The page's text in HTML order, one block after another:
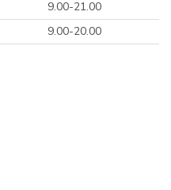
9.00-21.00
9.00-20.00